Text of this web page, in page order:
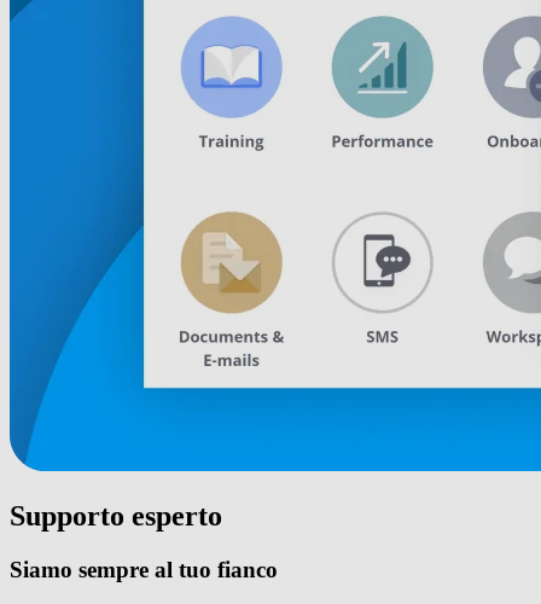
Supporto esperto
Siamo sempre al tuo fianco